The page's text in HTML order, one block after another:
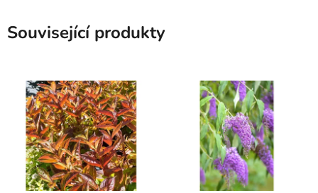
Související produkty